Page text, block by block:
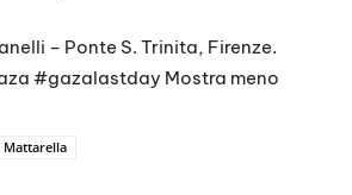
– Ponte S. Trinita, Firenze.
#gazalastday Mostra meno
Mattarella